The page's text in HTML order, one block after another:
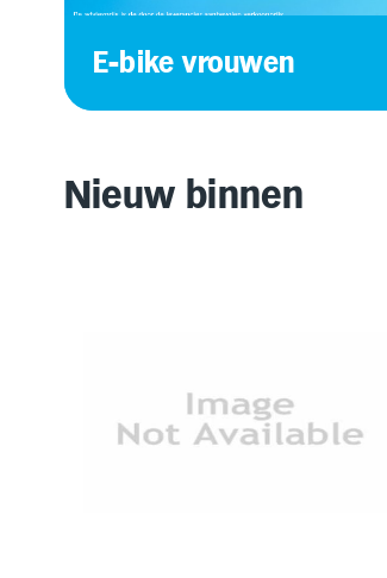
E-bike vrouwen
Nieuw binnen